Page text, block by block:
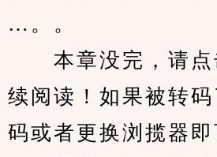
…。。
本章没完，请点
续阅读！如果被转
码或者更换浏揽器即